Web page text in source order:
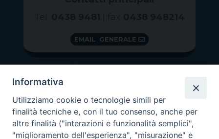
EMAIL GENERALE
Informativa
Utilizziamo cookie o tecnologie simili per
finalità tecniche e, con il tuo consenso, anche per
altre finalità ("interazioni e funzionalità semplici",
"miglioramento dell'esperienza", "misurazione" e